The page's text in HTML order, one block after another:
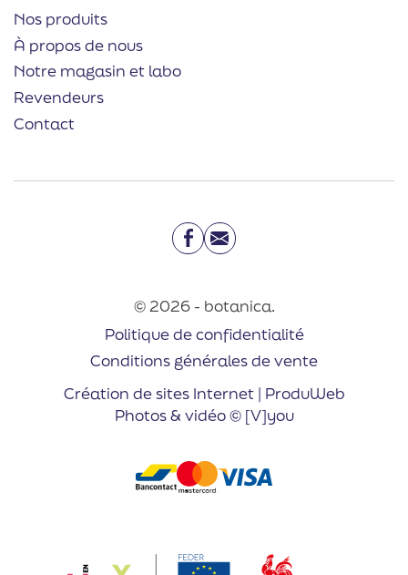
Nos produits
À propos de nous
Notre magasin et labo
Revendeurs
Contact
Facebook
Email
© 2026 - botanica.
Politique de confidentialité
Conditions générales de vente
Création de sites Internet | ProduWeb
Photos & vidéo © [V]you